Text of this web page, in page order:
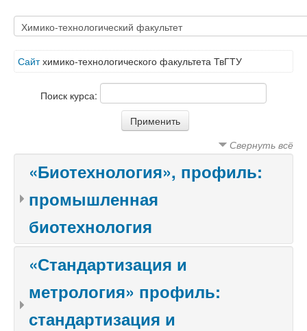
Сайтхимико-технологического факультета ТвГТУ
Поиск курса:
Свернуть всё
«Биотехнология», профиль:
промышленная
биотехнология
«Стандартизация и
метрология» профиль:
стандартизация и